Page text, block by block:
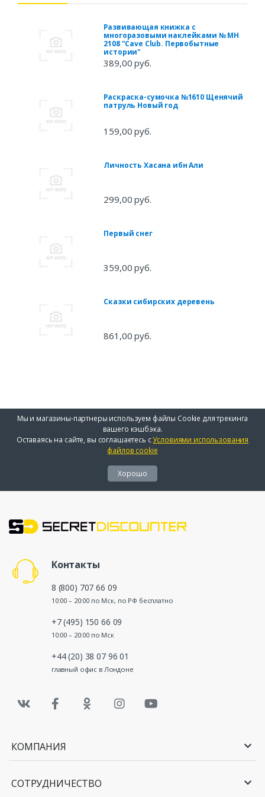
Развивающая книжка с
многоразовыми наклейками № МН
2108 "Cave Club. Первобытные
истории"
389,00 руб.
Раскраска-сумочка №1610 Щенячий
патруль Новый год
159,00 руб.
Личность Хасана ибн Али
299,00 руб.
Первый снег
359,00 руб.
Сказки сибирских деревень
861,00 руб.
Мы и магазины-партнеры используем файлы Cookie для трекинга
вашего кэшбэка.
Оставаясь на сайте, вы соглашаетесь сУсловиями использования
файлов cookie
Хорошо
Контакты
8 (800) 707 66 09
10:00 – 20:00 по Мск, по РФ бесплатно
+7 (495) 150 66 09
10:00 – 20:00 по Мск
+44 (20) 38 07 96 01
главный офис в Лондоне
КОМПАНИЯ
СОТРУДНИЧЕСТВО